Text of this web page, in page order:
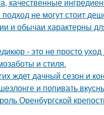
не могут стоит
и обычаи характерны
- это не просто уход
и стиля.
ждет дачный сезон и
и попивать
Оренбургской